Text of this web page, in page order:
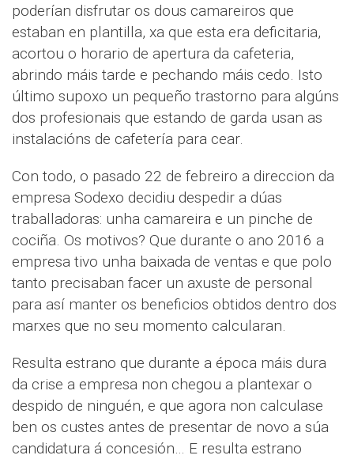
poderían disfrutar os dous camareiros que
estaban en plantilla, xa que esta era deficitaria,
acortou o horario de apertura da cafeteria,
abrindo máis tarde e pechando máis cedo. Isto
último supoxo un pequeño trastorno para algúns
dos profesionais que estando de garda usan as
instalacións de cafetería para cear.
Con todo, o pasado 22 de febreiro a direccion da
empresa Sodexo decidiu despedir a dúas
traballadoras: unha camareira e un pinche de
cociña. Os motivos? Que durante o ano 2016 a
empresa tivo unha baixada de ventas e que polo
tanto precisaban facer un axuste de personal
para así manter os beneficios obtidos dentro dos
marxes que no seu momento calcularan.
Resulta estrano que durante a época máis dura
da crise a empresa non chegou a plantexar o
despido de ninguén, e que agora non calculase
ben os custes antes de presentar de novo a súa
candidatura á concesión… E resulta estrano